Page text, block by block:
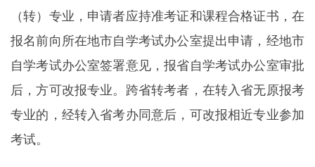
（转）专业，申请者应持准考证和课程合格证书，在
报名前向所在地市自学考试办公室提出申请，经地市
自学考试办公室签署意见，报省自学考试办公室审批
后，方可改报专业。跨省转考者，在转入省无原报考
专业的，经转入省考办同意后，可改报相近专业参加
考试。